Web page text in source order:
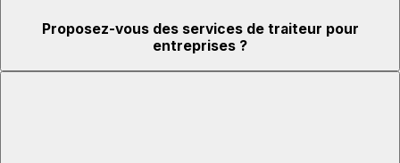
Proposez-vous des services de traiteur pour
entreprises ?